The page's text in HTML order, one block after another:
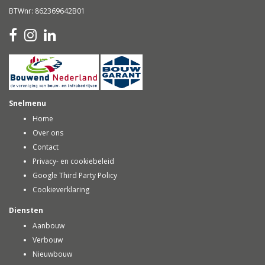
BTWnr: 862369642B01
Snelmenu
Home
Over ons
Contact
Privacy- en cookiebeleid
Google Third Party Policy
Cookieverklaring
Diensten
Aanbouw
Verbouw
Nieuwbouw